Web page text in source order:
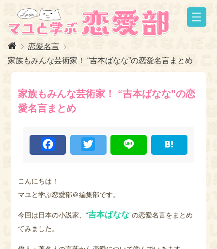
恋愛名言
家族もみんな芸術家！ “吉本ばなな”の恋愛名言まとめ
家族もみんな芸術家！ “吉本ばなな”の恋
愛名言まとめ
F
a
c
o
k
i
n
t
こんにちは！
マユと学ぶ恋愛部＠編集部です。
今回は日本の小説家、“吉本ばなな”の恋愛名言をまとめ
てみました。